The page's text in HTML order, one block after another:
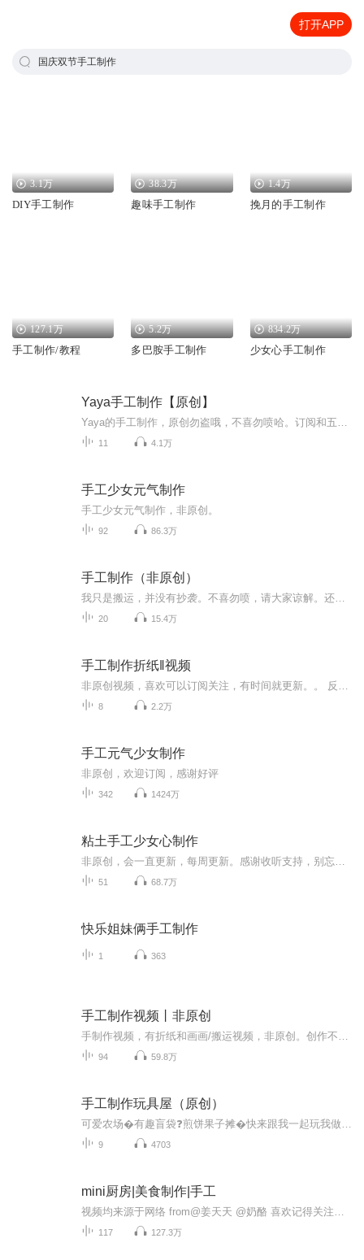
打开APP
国庆双节手工制作
3.1万
DIY手工制作
38.3万
趣味手工制作
1.4万
挽月的手工制作
127.1万
手工制作/教程
5.2万
多巴胺手工制作
834.2万
少女心手工制作
Yaya手工制作【原创】
11 4.1万
手工少女元气制作
手工少女元气制作，非原创。
92 86.3万
手工制作（非原创）
20 15.4万
手工制作折纸‖视频
8 2.2万
手工元气少女制作
非原创，欢迎订阅，感谢好评
342 1424万
粘土手工少女心制作
51 68.7万
快乐姐妹俩手工制作
1 363
手工制作视频丨非原创
94 59.8万
手工制作玩具屋（原创）
9 4703
mini厨房|美食制作|手工
117 127.3万